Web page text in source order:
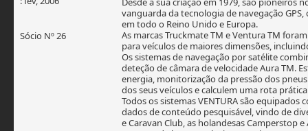
Sócio Nº 26
vanguarda da tecnologia de navegação
em todo o Reino Unido e Europa.
As marcas Truckmate TM e Ventura TM
para veículos de maiores dimensões,
Os sistemas de navegação por satélite
deteção de câmara de velocidade Aura TM.
energia, monitorização da pressão dos
dos seus veículos e calculem uma rota
Todos os sistemas VENTURA são
dados de conteúdo pesquisável, vindo de
e Caravan Club, as holandesas Camperstop